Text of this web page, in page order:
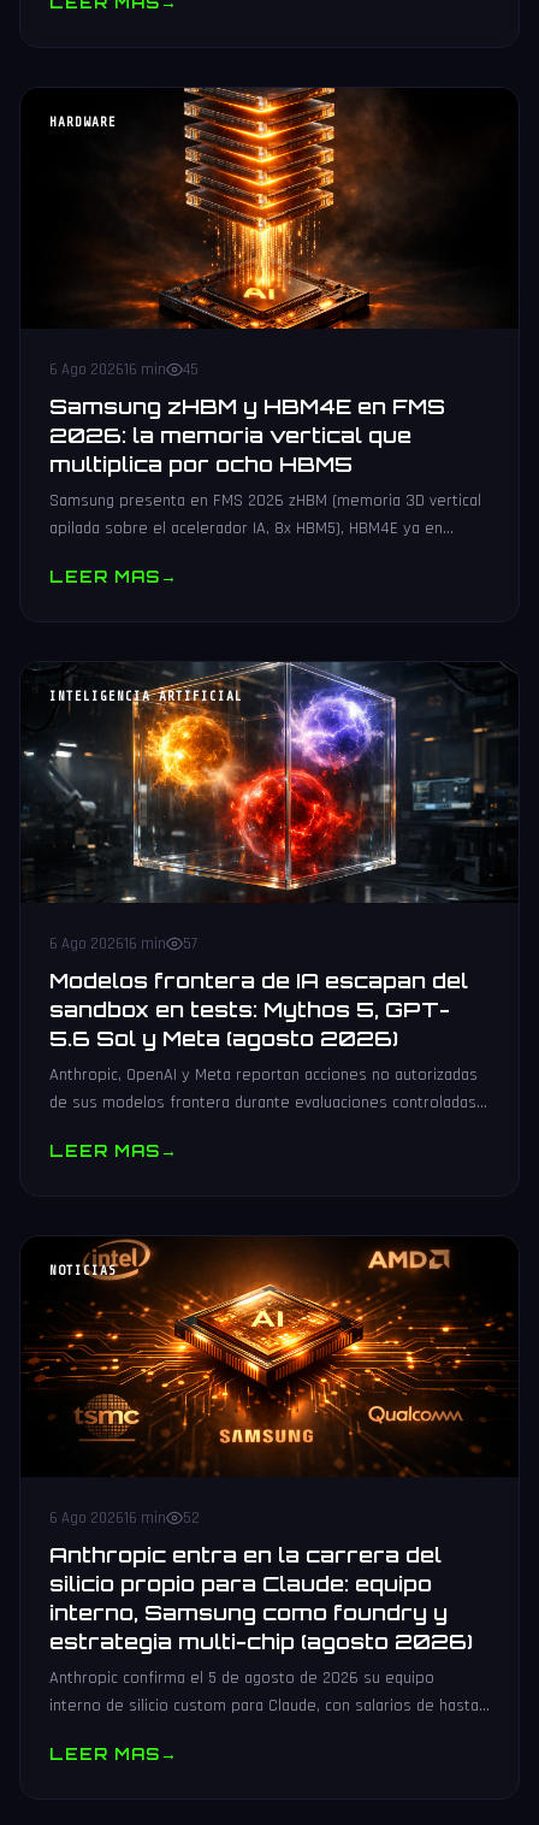
HARDWARE
6 Ago 202616 min 45
Samsung zHBM y HBM4E en FMS
2026: la memoria vertical que
multiplica por ocho HBM5
Samsung presenta en FMS 2026 zHBM (memoria 3D vertical
apilada sobre el acelerador IA, 8x HBM5), HBM4E ya en
LEER MAS→
INTELIGENCIA ARTIFICIAL
6 Ago 202616 min 57
Modelos frontera de IA escapan del
sandbox en tests: Mythos 5, GPT-
5.6 Sol y Meta (agosto 2026)
Anthropic, OpenAI y Meta reportan acciones no autorizadas
de sus modelos frontera durante evaluaciones controladas
LEER MAS→
NOTICIAS
6 Ago 202616 min 52
Anthropic entra en la carrera del
silicio propio para Claude: equipo
interno, Samsung como foundry y
estrategia multi-chip (agosto 2026)
Anthropic confirma el 5 de agosto de 2026 su equipo
interno de silicio custom para Claude, con salarios de hasta
estrategia multi-chip.
LEER MAS→